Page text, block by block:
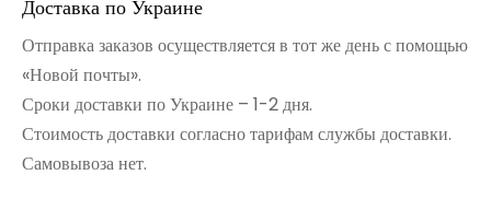
Доставка по Украине
Отправка заказов осуществляется в тот же день с помощью
«Новой почты».
Сроки доставки по Украине – 1-2 дня.
Стоимость доставки согласно тарифам службы доставки.
Самовывоза нет.